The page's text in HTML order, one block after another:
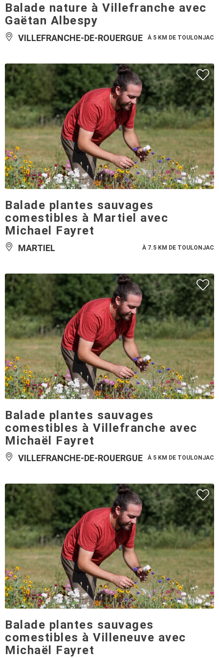
Balade nature à Villefranche avec
Gaëtan Albespy
VILLEFRANCHE-DE-ROUERGUE À 5 KM DE TOULONJAC
Balade plantes sauvages
comestibles à Martiel avec
Michael Fayret
MARTIEL À 7.5 KM DE TOULONJAC
Balade plantes sauvages
comestibles à Villefranche avec
Michaël Fayret
VILLEFRANCHE-DE-ROUERGUE À 5 KM DE TOULONJAC
Balade plantes sauvages
comestibles à Villeneuve avec
Michaël Fayret